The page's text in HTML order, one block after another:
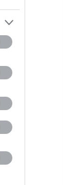
Det
De